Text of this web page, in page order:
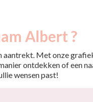
Albert ?
aantrekt. Met onze
ontdekken of een
wensen past!